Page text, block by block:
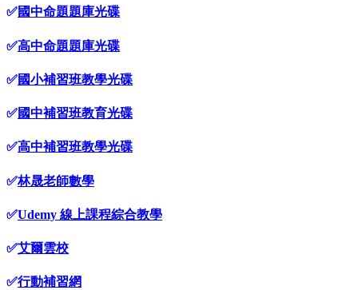
✅國中命題題庫光碟
✅高中命題題庫光碟
✅國小補習班教學光碟
✅國中補習班教育光碟
✅高中補習班教學光碟
✅林晟老師數學
✅Udemy 線上課程綜合教學
✅艾爾雲校
✅行動補習網